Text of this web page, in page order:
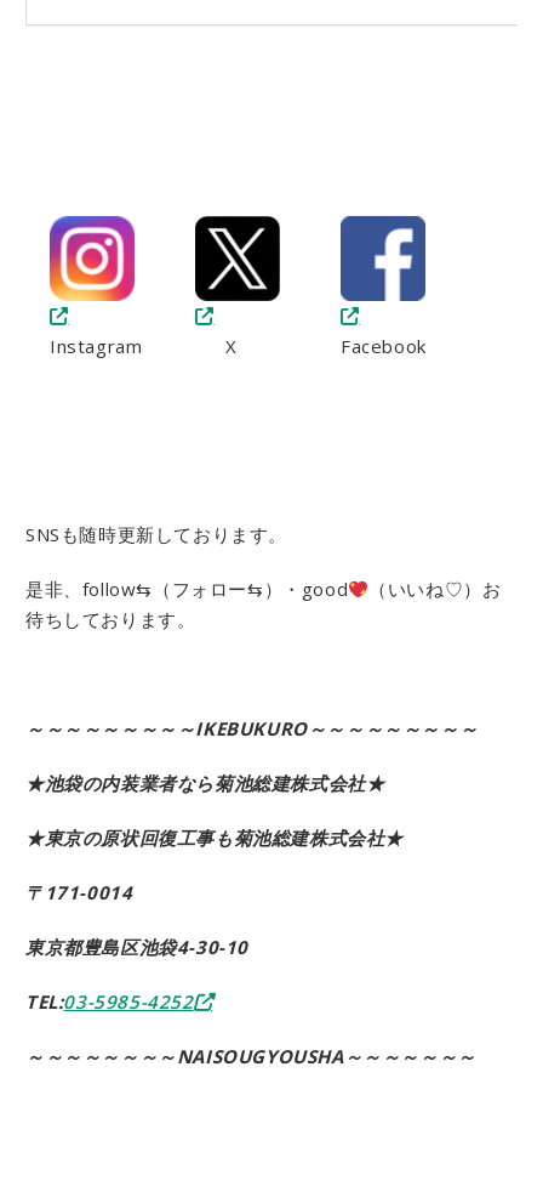
Instagram X Facebook
SNSも随時更新しております。
是非、follow⇆（フォロー⇆）・good
（いいね♡）お
待ちしております。
～～～～～～～～～IKEBUKURO～～～～～～～～～
★池袋の内装業者なら菊池総建株式会社★
★東京の原状回復工事も菊池総建株式会社★
〒171-0014
東京都豊島区池袋4-30-10
TEL:03-5985-4252
～～～～～～～～NAISOUGYOUSHA～～～～～～～